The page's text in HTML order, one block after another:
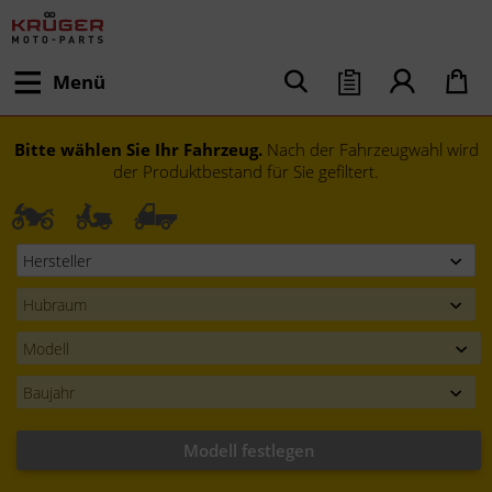
Menü
Bitte wählen Sie Ihr Fahrzeug. Nach der Fahrzeugwahl wird
der Produktbestand für Sie gefiltert.
Modell festlegen